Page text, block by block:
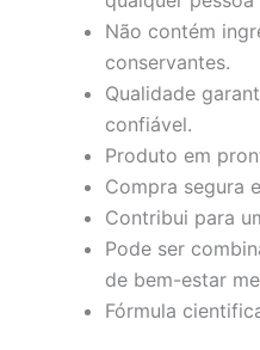
Não contém
conservantes.
Qualidade
confiável.
Produto em
Compra segura
Contribui para
Pode ser
de bem-estar
Fórmula